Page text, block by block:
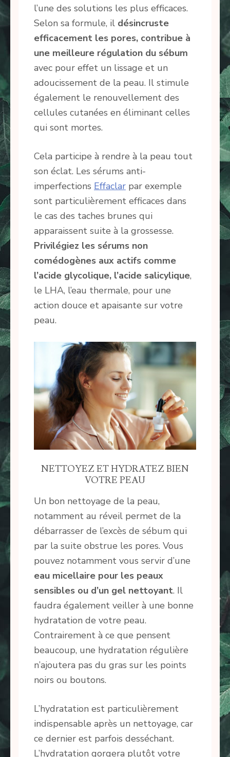
l’une des solutions les plus efficaces.
Selon sa formule, il désincruste
efficacement les pores, contribue à
une meilleure régulation du sébum
avec pour effet un lissage et un
adoucissement de la peau. Il stimule
également le renouvellement des
cellules cutanées en éliminant celles
qui sont mortes.
Cela participe à rendre à la peau tout
son éclat. Les sérums anti-
imperfections Effaclar par exemple
sont particulièrement efficaces dans
le cas des taches brunes qui
apparaissent suite à la grossesse.
Privilégiez les sérums non
comédogènes aux actifs comme
l’acide glycolique, l’acide salicylique,
le LHA, l’eau thermale, pour une
action douce et apaisante sur votre
peau.
NETTOYEZ ET HYDRATEZ BIEN
VOTRE PEAU
Un bon nettoyage de la peau,
notamment au réveil permet de la
débarrasser de l’excès de sébum qui
par la suite obstrue les pores. Vous
pouvez notamment vous servir d’une
eau micellaire pour les peaux
sensibles ou d’un gel nettoyant. Il
faudra également veiller à une bonne
hydratation de votre peau.
Contrairement à ce que pensent
beaucoup, une hydratation régulière
n’ajoutera pas du gras sur les points
noirs ou boutons.
L’hydratation est particulièrement
indispensable après un nettoyage, car
ce dernier est parfois desséchant.
L’hydratation gorgera plutôt votre